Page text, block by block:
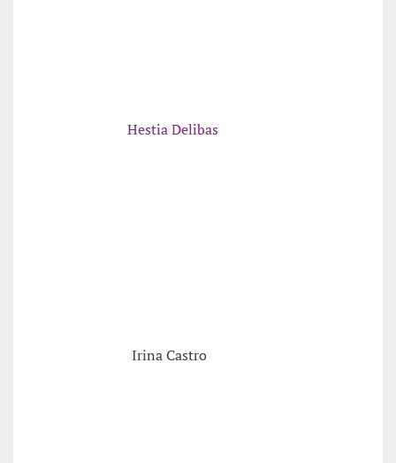
Hestia Delibas
Irina Castro